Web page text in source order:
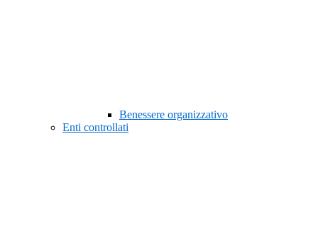
Benessere organizzativo
Enti controllati